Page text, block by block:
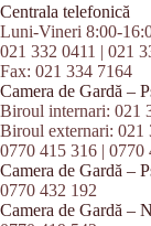
Centrala telefonică
Luni-Vineri 8:00-
021 332 0411 | 021
Fax: 021 334 7164
Camera de Gardă –
Biroul internari: 021
Biroul externari: 021
0770 415 316 | 0770
Camera de Gardă –
0770 432 192
Camera de Gardă –